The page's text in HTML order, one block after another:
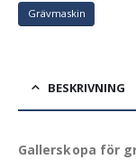
Grävmaskin
BESKRIVNING
Gallerskopa för